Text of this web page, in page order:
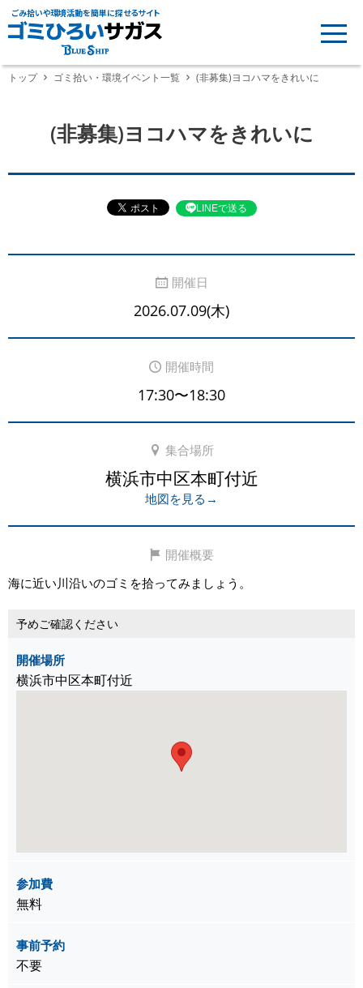
ごみ拾いや環境活動を簡単に探せるサイト
トップ ゴミ拾い・環境イベント一覧 (非募集)ヨコハマをきれいに
(非募集)ヨコハマをきれいに
LINEで送る
開催日
2026.07.09(木)
開催時間
17:30〜18:30
集合場所
横浜市中区本町付近
地図を見る→
開催概要
海に近い川沿いのゴミを拾ってみましょう。
予めご確認ください
開催場所
横浜市中区本町付近
参加費
無料
事前予約
不要